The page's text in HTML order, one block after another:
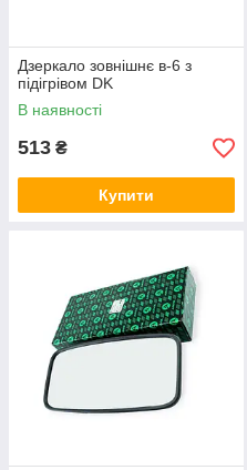
Дзеркало зовнішнє в-6 з
підігрівом DK
В наявності
513 ₴
Купити